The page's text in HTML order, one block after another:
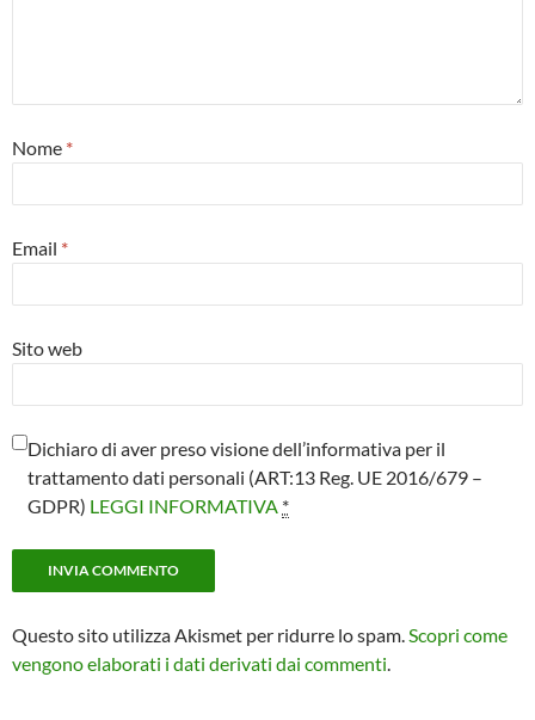
Nome *
Email *
Sito web
Dichiaro di aver preso visione dell’informativa per il
trattamento dati personali (ART:13 Reg. UE 2016/679 –
GDPR) LEGGI INFORMATIVA *
Questo sito utilizza Akismet per ridurre lo spam. Scopri come
vengono elaborati i dati derivati dai commenti